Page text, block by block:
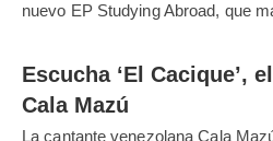
nuevo EP Studying Abroad, que
Escucha ‘El Cacique’,
Cala Mazú
La cantante venezolana Cala